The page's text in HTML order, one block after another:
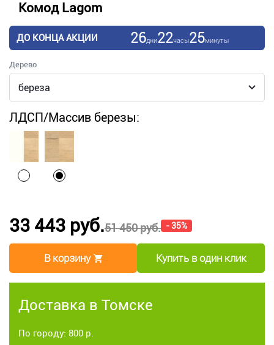
Комод Lagom
ДО КОНЦА АКЦИИ 26дни22часы25минуты
Дерево
ЛДСП/Массив березы:
51 450 руб. - 35%
33 443 руб.
В корзину Купить в один клик
Доставка в Томске
По городу: 800 р.